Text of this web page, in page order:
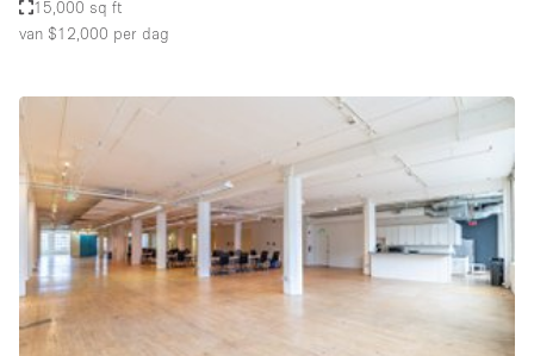
Audio- en videoapparatuur
Auto display
Badkamer
15,000 sq ft
van $12,000 per dag